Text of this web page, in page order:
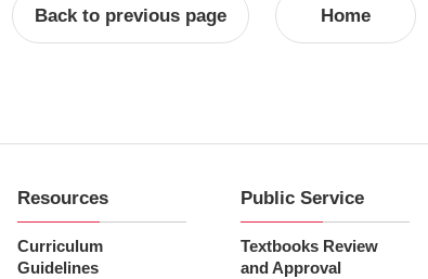
Back to previous page Home
Resources
Curriculum
Guidelines
Public Service
Textbooks Review
and Approval